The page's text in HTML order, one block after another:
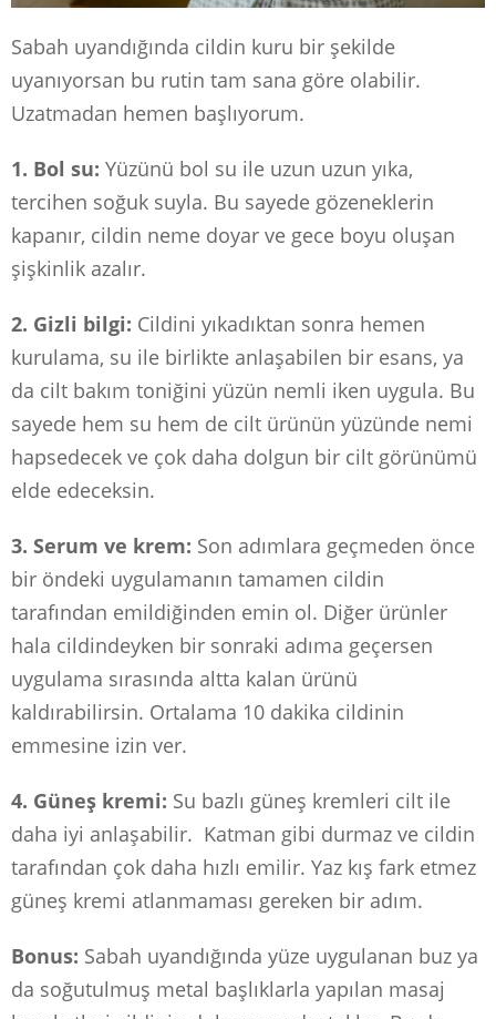
Sabah uyandığında cildin kuru bir şekilde
uyanıyorsan bu rutin tam sana göre olabilir.
Uzatmadan hemen başlıyorum.
1. Bol su: Yüzünü bol su ile uzun uzun yıka,
tercihen soğuk suyla. Bu sayede gözeneklerin
kapanır, cildin neme doyar ve gece boyu oluşan
şişkinlik azalır.
2. Gizli bilgi: Cildini yıkadıktan sonra hemen
kurulama, su ile birlikte anlaşabilen bir esans, ya
da cilt bakım toniğini yüzün nemli iken uygula. Bu
sayede hem su hem de cilt ürünün yüzünde nemi
hapsedecek ve çok daha dolgun bir cilt görünümü
elde edeceksin.
3. Serum ve krem: Son adımlara geçmeden önce
bir öndeki uygulamanın tamamen cildin
tarafından emildiğinden emin ol. Diğer ürünler
hala cildindeyken bir sonraki adıma geçersen
uygulama sırasında altta kalan ürünü
kaldırabilirsin. Ortalama 10 dakika cildinin
emmesine izin ver.
4. Güneş kremi: Su bazlı güneş kremleri cilt ile
daha iyi anlaşabilir. Katman gibi durmaz ve cildin
tarafından çok daha hızlı emilir. Yaz kış fark etmez
güneş kremi atlanmaması gereken bir adım.
Bonus: Sabah uyandığında yüze uygulanan buz ya
da soğutulmuş metal başlıklarla yapılan masaj